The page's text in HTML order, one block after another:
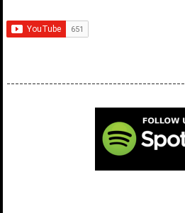
------------------------------------------